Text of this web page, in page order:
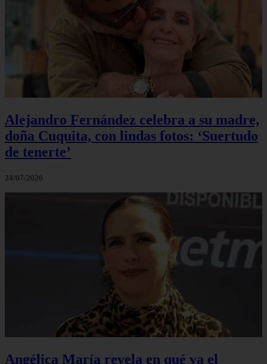
Alejandro Fernández celebra a su madre,
doña Cuquita, con lindas fotos: ‘Suertudo
de tenerte’
24/07/2026
Angélica María revela en qué va el